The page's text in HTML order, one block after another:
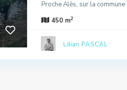
Proche Alès, sur la commune
450 m2
Lilian PASCAL